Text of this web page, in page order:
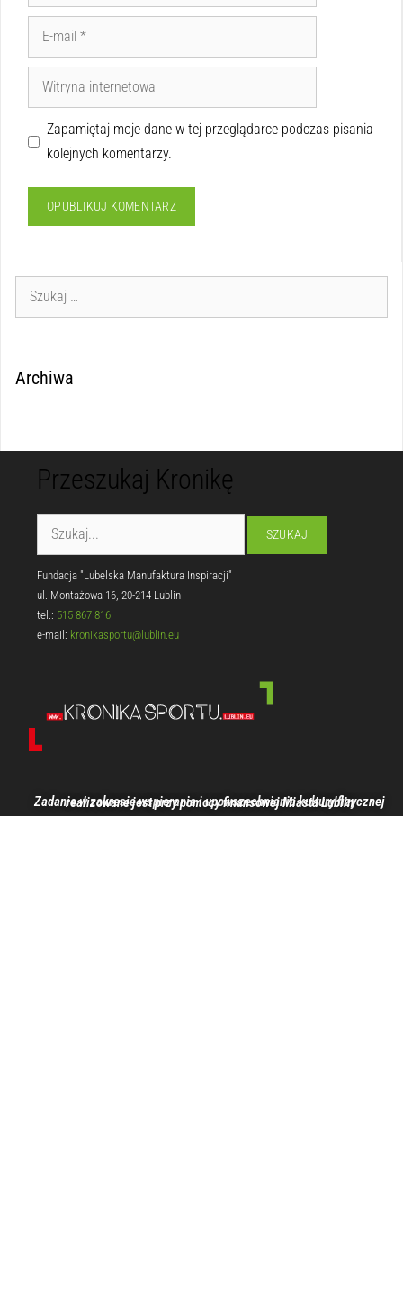
Zapamiętaj moje dane w tej przeglądarce podczas pisania
kolejnych komentarzy.
Archiwa
Przeszukaj Kronikę
Fundacja "Lubelska Manufaktura Inspiracji"
ul. Montażowa 16, 20-214 Lublin
tel.: 515 867 816
e-mail: kronikasportu@lublin.eu
Zadanie w zakresie wspierania i upowszechniania kultury fizycznej realizowane jest przy pomocy finansowej Miasta Lublin